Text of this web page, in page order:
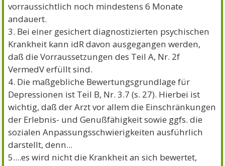
vorraussichtlich noch mindestens 6 Monate
andauert.
3. Bei einer gesichert diagnostizierten psychischen
Krankheit kann idR davon ausgegangen werden,
daß die Vorraussetzungen des Teil A, Nr. 2f
VermedV erfüllt sind.
4. Die maßgebliche Bewertungsgrundlage für
Depressionen ist Teil B, Nr. 3.7 (s. 27). Hierbei ist
wichtig, daß der Arzt vor allem die Einschränkungen
der Erlebnis- und Genußfähigkeit sowie ggfs. die
sozialen Anpassungsschwierigkeiten ausführlich
darstellt, denn...
5....es wird nicht die Krankheit an sich bewertet,